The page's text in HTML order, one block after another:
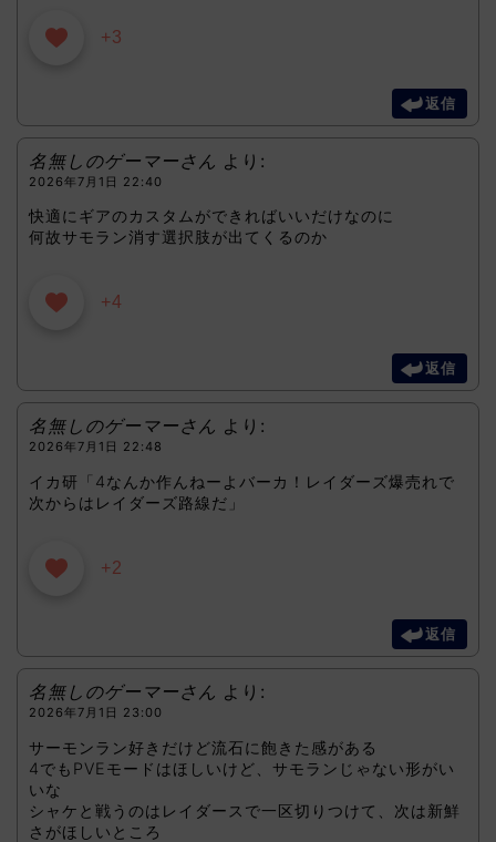
+3
返信
名無しのゲーマーさん より:
2026年7月1日 22:40
快適にギアのカスタムができればいいだけなのに
何故サモラン消す選択肢が出てくるのか
+4
返信
名無しのゲーマーさん より:
2026年7月1日 22:48
イカ研「4なんか作んねーよバーカ！レイダーズ爆売れで
次からはレイダーズ路線だ」
+2
返信
名無しのゲーマーさん より:
2026年7月1日 23:00
サーモンラン好きだけど流石に飽きた感がある
4でもPVEモードはほしいけど、サモランじゃない形がい
いな
シャケと戦うのはレイダースで一区切りつけて、次は新鮮
さがほしいところ